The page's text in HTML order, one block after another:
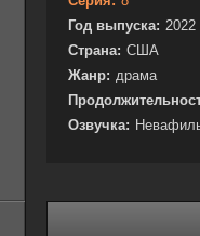
Год выпуска: 2022
Страна: США
Жанр: драма
Озвучка: